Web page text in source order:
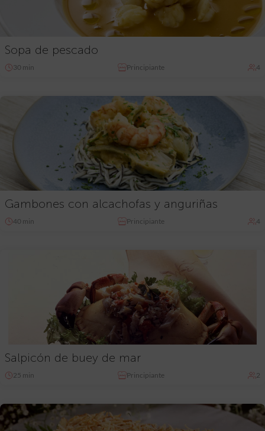
Sopa de pescado
30 min Principiante 4
Gambones con alcachofas y anguriñas
40 min Principiante 4
Salpicón de buey de mar
25 min Principiante 2